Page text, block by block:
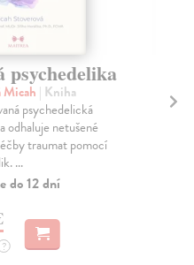
psychedelika
Micah | Kniha
psychedelická
odhaluje netušené
traumat pomocí
...
do 12 dní
?